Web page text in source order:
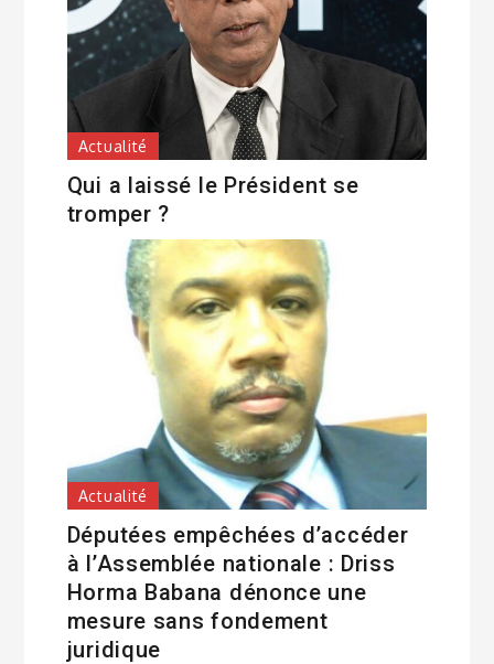
Actualité
Qui a laissé le Président se
tromper ?
Actualité
Députées empêchées d’accéder
à l’Assemblée nationale : Driss
Horma Babana dénonce une
mesure sans fondement
juridique